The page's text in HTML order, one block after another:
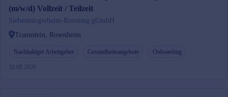
(m/w/d) Vollzeit / Teilzeit
Siebenbürgerheim-Rimsting gGmbH
Traunstein, Rosenheim
Nachhaltiger Arbeitgeber Gesundheitsangebote Onboarding
10.08.2026